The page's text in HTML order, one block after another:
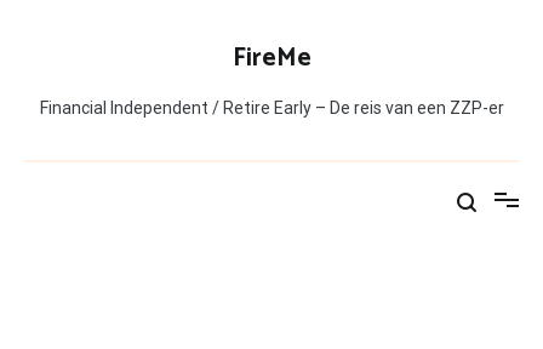
FireMe
Financial Independent / Retire Early – De reis van een ZZP-er